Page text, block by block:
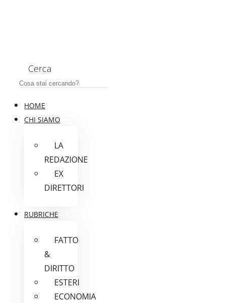
Cerca
HOME
CHI SIAMO
LA
REDAZIONE
EX
DIRETTORI
RUBRICHE
FATTO
&
DIRITTO
ESTERI
ECONOMIA